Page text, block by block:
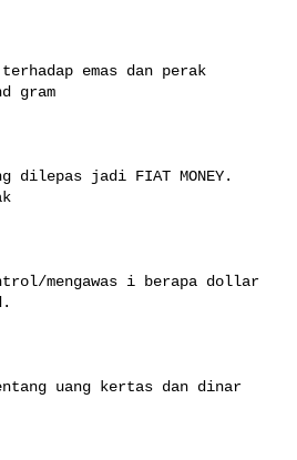
emas dan perak
gram
dilepas jadi FIAT MONEY.
mengawas i berapa dollar
uang kertas dan dinar